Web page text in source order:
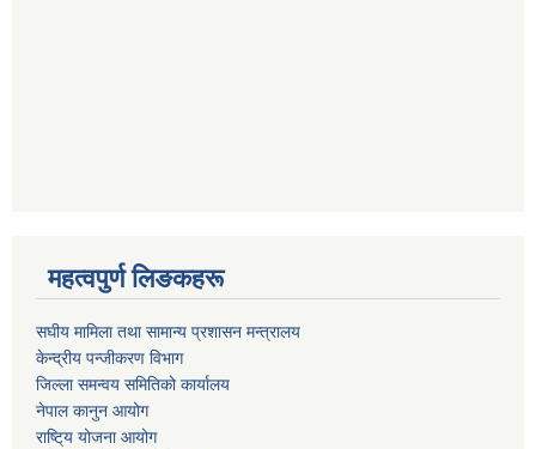
महत्वपुर्ण लिङकहरू
स‌घीय मामिला तथा सामान्य प्रशासन मन्त्रालय
केन्द्रीय पन्जीकरण विभाग
जिल्ला समन्वय समितिको कार्यालय
नेपाल कानुन आयोग
राष्टि्य योजना आयोग